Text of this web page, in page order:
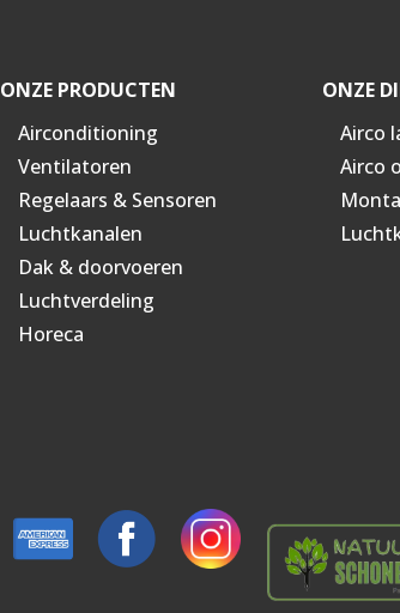
ONZE PRODUCTEN
Airconditioning
Ventilatoren
Regelaars & Sensoren
Luchtkanalen
Dak & doorvoeren
Luchtverdeling
Horeca
ONZE
Airco
Airco